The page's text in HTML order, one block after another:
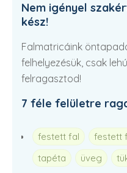
Nem igényel
kész!
Falmatricáink
felhelyezésük, csak
felragasztod!
7 féle felületre
festett fal
festett
tapéta
üveg